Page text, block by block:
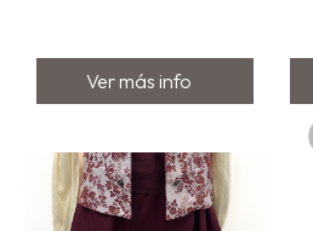
Ver más info